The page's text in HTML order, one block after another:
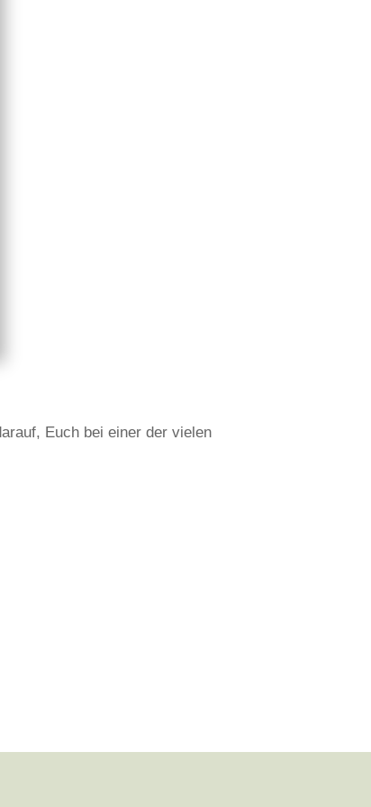
Euch bei einer der vielen